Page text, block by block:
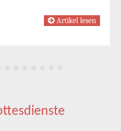
Artikel lesen